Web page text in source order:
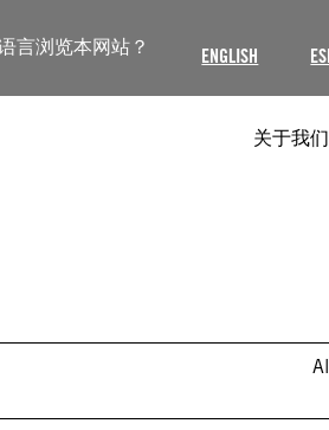
言浏览本网站？ ENGLISH
关于我们